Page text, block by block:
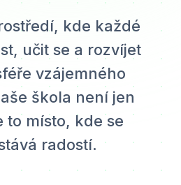
kde každé
učit se a rozvíjet
vzájemného
škola není jen
to místo, kde se
radostí.